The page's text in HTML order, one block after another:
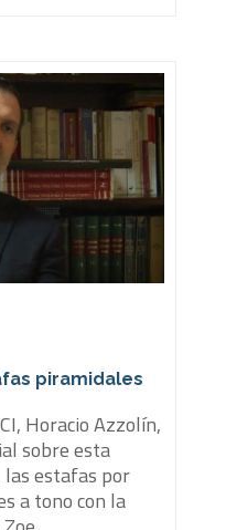
piramidales
Horacio Azzolín,
sobre esta
las estafas por
a tono con la